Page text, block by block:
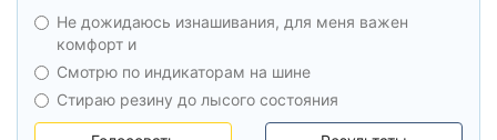
Не дожидаюсь изнашивания, для меня важен
комфорт и
Смотрю по индикаторам на шине
Стираю резину до лысого состояния